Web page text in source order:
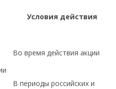
Условия действия
Во время действия акции
В периоды российских и